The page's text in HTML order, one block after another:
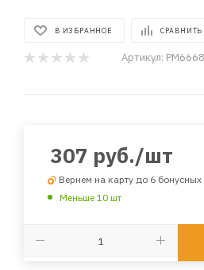
В ИЗБРАННОЕ СРАВНИТЬ
Артикул: PM6668
307 руб./шт
Вернем на карту до 6
Меньше 10 шт